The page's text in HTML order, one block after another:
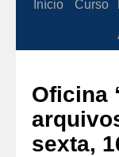
Início Curso
Oficina
sexta,